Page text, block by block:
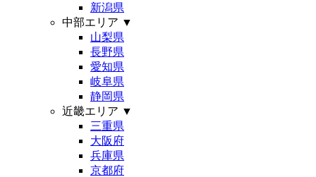
新潟県
中部エリア ▼
山梨県
長野県
愛知県
岐阜県
静岡県
近畿エリア ▼
三重県
大阪府
兵庫県
京都府